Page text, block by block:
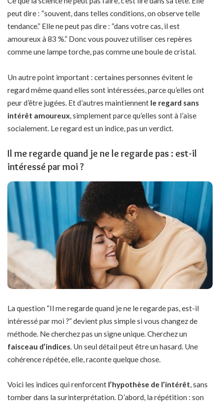
peut dire : “souvent, dans telles conditions, on observe telle
tendance.” Elle ne peut pas dire : “dans votre cas, il est
amoureux à 83 %.” Donc vous pouvez utiliser ces repères
comme une lampe torche, pas comme une boule de cristal.
Un autre point important : certaines personnes évitent le
regard même quand elles sont intéressées, parce qu’elles ont
peur d’être jugées. Et d’autres maintiennent le regard sans
intérêt amoureux, simplement parce qu’elles sont à l’aise
socialement. Le regard est un indice, pas un verdict.
Il me regarde quand je ne le regarde pas : est-il
intéressé par moi ?
La question “Il me regarde quand je ne le regarde pas, est-il
intéressé par moi ?” devient plus simple si vous changez de
méthode. Ne cherchez pas un signe unique. Cherchez un
faisceau d’indices . Un seul détail peut être un hasard. Une
cohérence répétée, elle, raconte quelque chose.
Voici les indices qui renforcent l’hypothèse de l’intérêt, sans
tomber dans la surinterprétation. D’abord, la répétition : son